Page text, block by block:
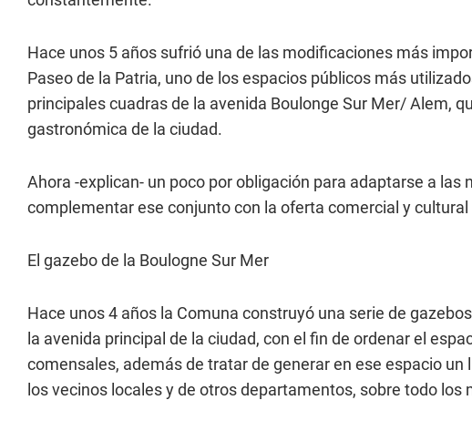
Hace unos 5 años sufrió una de las modificaciones más
Paseo de la Patria, uno de los espacios públicos más
principales cuadras de la avenida Boulonge Sur Mer/ Alem,
gastronómica de la ciudad.
Ahora -explican- un poco por obligación para adaptarse a
complementar ese conjunto con la oferta comercial y
El gazebo de la Boulogne Sur Mer
Hace unos 4 años la Comuna construyó una serie de
la avenida principal de la ciudad, con el fin de ordenar el
comensales, además de tratar de generar en ese espacio
los vecinos locales y de otros departamentos, sobre todo los